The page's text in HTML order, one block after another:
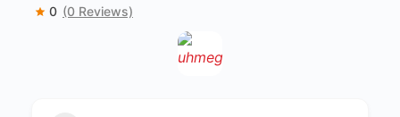
0 (0 Reviews)